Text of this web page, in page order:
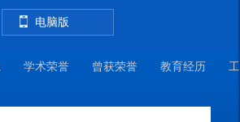
电脑版
学术荣誉 曾获荣誉 教育经历